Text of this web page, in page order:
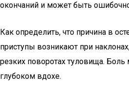
окончаний и может быть
Как определить, что причина в
приступы возникают при
резких поворотах туловища. Боль
глубоком вдохе.